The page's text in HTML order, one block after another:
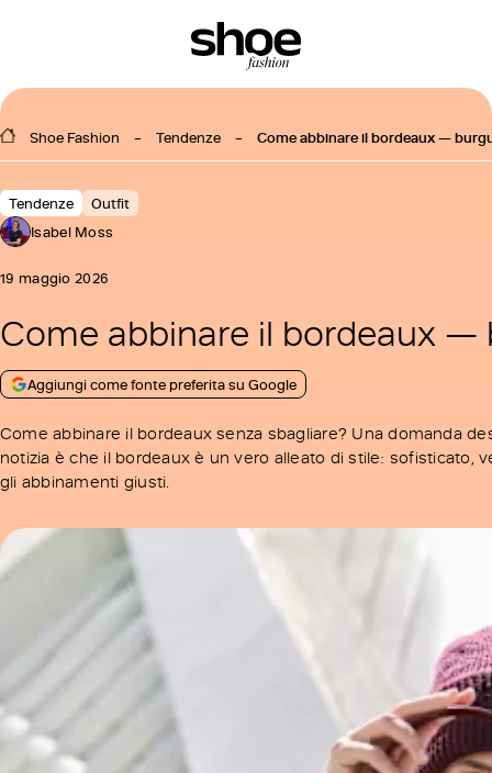
Shoe Fashion Tendenze Come abbinare il bordeaux —
Tendenze
Outfit
Isabel Moss
19 maggio 2026
Come abbinare il bordeaux —
Aggiungi come fonte preferita su Google
Come abbinare il bordeaux senza sbagliare? Una domanda
notizia è che il bordeaux è un vero alleato di stile:
gli abbinamenti giusti.